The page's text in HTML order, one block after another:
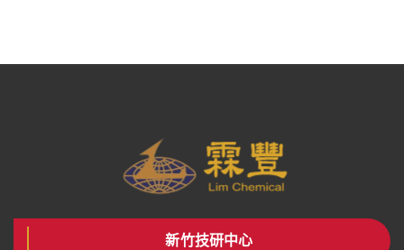
新竹技研中心